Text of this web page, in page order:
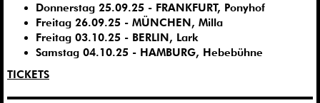
Donnerstag 25.09.25 - FRANKFURT, Ponyhof
Freitag 26.09.25 - MÜNCHEN, Milla
Freitag 03.10.25 - BERLIN, Lark
Samstag 04.10.25 - HAMBURG, Hebebühne
TICKETS